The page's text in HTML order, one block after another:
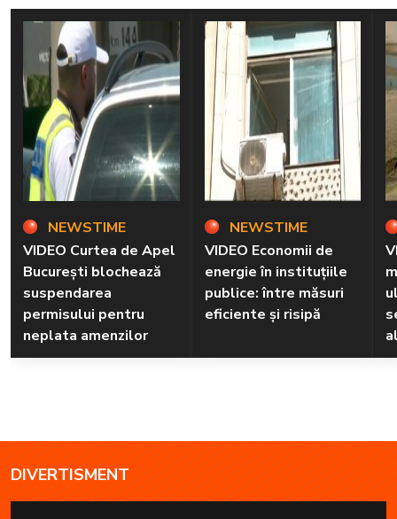
NEWSTIME
VIDEO Curtea de Apel
București blochează
suspendarea
permisului pentru
neplata amenzilor
NEWSTIME
VIDEO Economii de
energie în instituțiile
publice: între măsuri
eficiente și risipă
DIVERTISMENT